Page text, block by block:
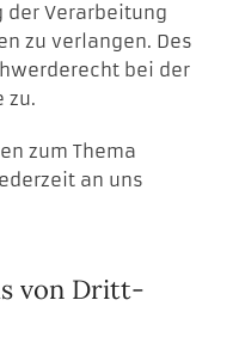
der Verarbeitung
zu verlangen. Des
bei der
zu.
zum Thema
an uns
von Dritt­